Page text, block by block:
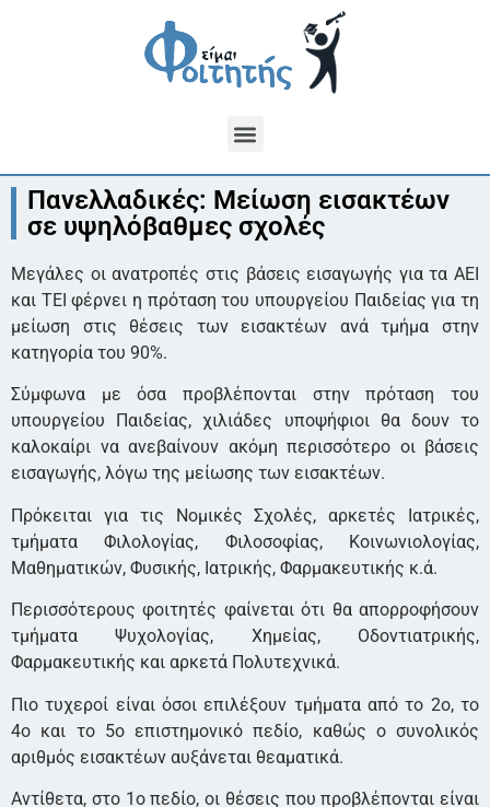
Πανελλαδικές: Μείωση εισακτέων
σε υψηλόβαθμες σχολές
Μεγάλες οι ανατροπές στις βάσεις εισαγωγής για τα ΑΕΙ
και ΤΕΙ φέρνει η πρόταση του υπουργείου Παιδείας για τη
μείωση στις θέσεις των εισακτέων ανά τμήμα στην
κατηγορία του 90%.
Σύμφωνα με όσα προβλέπονται στην πρόταση του
υπουργείου Παιδείας, χιλιάδες υποψήφιοι θα δουν το
καλοκαίρι να ανεβαίνουν ακόμη περισσότερο οι βάσεις
εισαγωγής, λόγω της μείωσης των εισακτέων.
Πρόκειται για τις Νομικές Σχολές, αρκετές Ιατρικές,
τμήματα Φιλολογίας, Φιλοσοφίας, Κοινωνιολογίας,
Μαθηματικών, Φυσικής, Ιατρικής, Φαρμακευτικής κ.ά.
Περισσότερους φοιτητές φαίνεται ότι θα απορροφήσουν
τμήματα Ψυχολογίας, Χημείας, Οδοντιατρικής,
Φαρμακευτικής και αρκετά Πολυτεχνικά.
Πιο τυχεροί είναι όσοι επιλέξουν τμήματα από το 2ο, το
4ο και το 5ο επιστημονικό πεδίο, καθώς ο συνολικός
αριθμός εισακτέων αυξάνεται θεαματικά.
Αντίθετα, στο 1ο πεδίο, οι θέσεις που προβλέπονται είναι